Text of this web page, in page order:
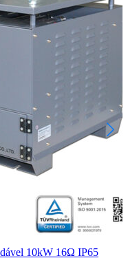
10kW 16Ω IP65